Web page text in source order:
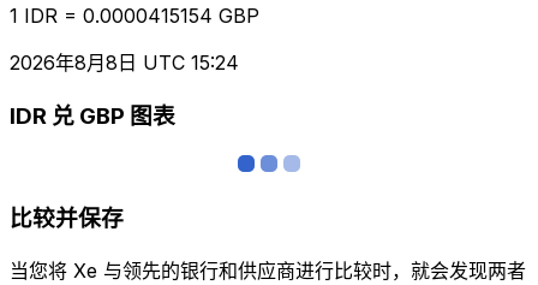
1 IDR = 0.0000415154 GBP
2026年8月8日 UTC 15:24
IDR 兑 GBP 图表
比较并保存
当您将 Xe 与领先的银行和供应商进行比较时，就会发现两者